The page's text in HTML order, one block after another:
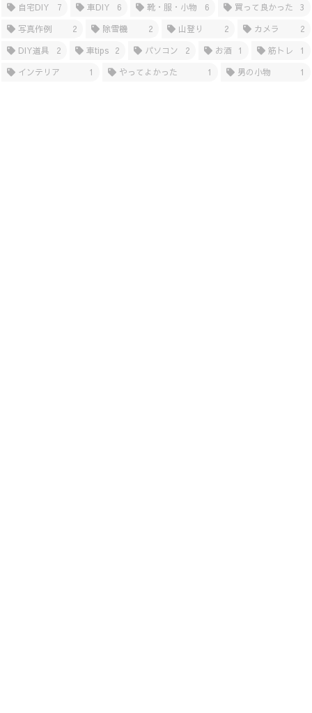
自宅DIY 7 車DIY 6 靴・服・小物 6 買って良かった
3
写真作例
2 除雪機 2 山登り 2 カメラ
2
DIY道具
2 車tips 2 パソコン 2 お酒 1 筋トレ
1
インテリア
1 やってよかった 1 男の小物 1